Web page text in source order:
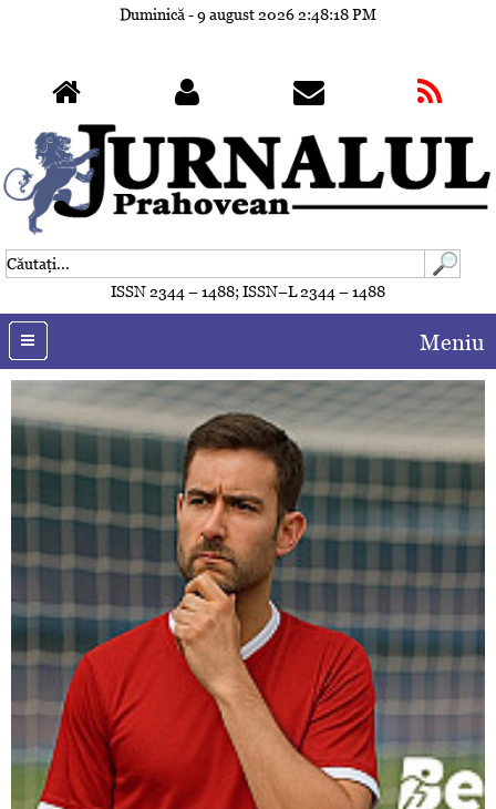
Duminică - 9 august 2026 2:48:19 PM
ISSN 2344 – 1488; ISSN–L 2344 – 1488
Meniu